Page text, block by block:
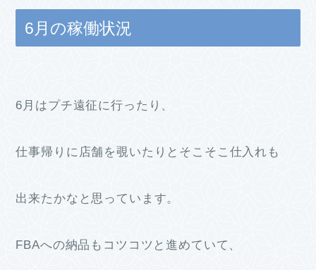
6月の稼働状況
6月はプチ遠征に行ったり、
仕事帰りに店舗を覗いたりとそこそこ仕入れも
出来たかなと思っています。
FBAへの納品もコツコツと進めていて、